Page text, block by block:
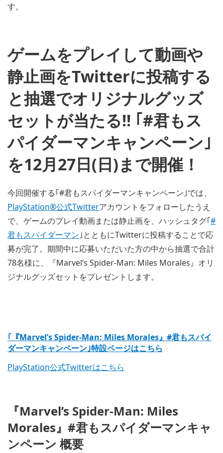
す。
ゲームをプレイして動画や
静止画をTwitterに投稿する
と抽選でオリジナルグッズ
セットが当たる!! ｢#君もス
パイダーマンキャンペーン｣
を12月27日(日)まで開催！
今回開催する｢#君もスパイダーマンキャンペーン｣では、
PlayStation®公式Twitterアカウントをフォローしたうえ
で、ゲームのプレイ動画または静止画を、ハッシュタグ｢#
君もスパイダーマン ｣とともにTwitterに投稿することで応
募が完了。期間中に応募いただいた方の中から抽選で合計
78名様に、『Marvel’s Spider-Man: Miles Morales』オリ
ジナルグッズセットをプレゼントします。
｢『Marvel’s Spider-Man: Miles Morales』#君もスパイ
ダーマンキャンペーン｣特設ページはこちら
PlayStation公式Twitterはこちら
『Marvel’s Spider-Man: Miles
Morales』#君もスパイダーマンキャ
ンペーン 概要